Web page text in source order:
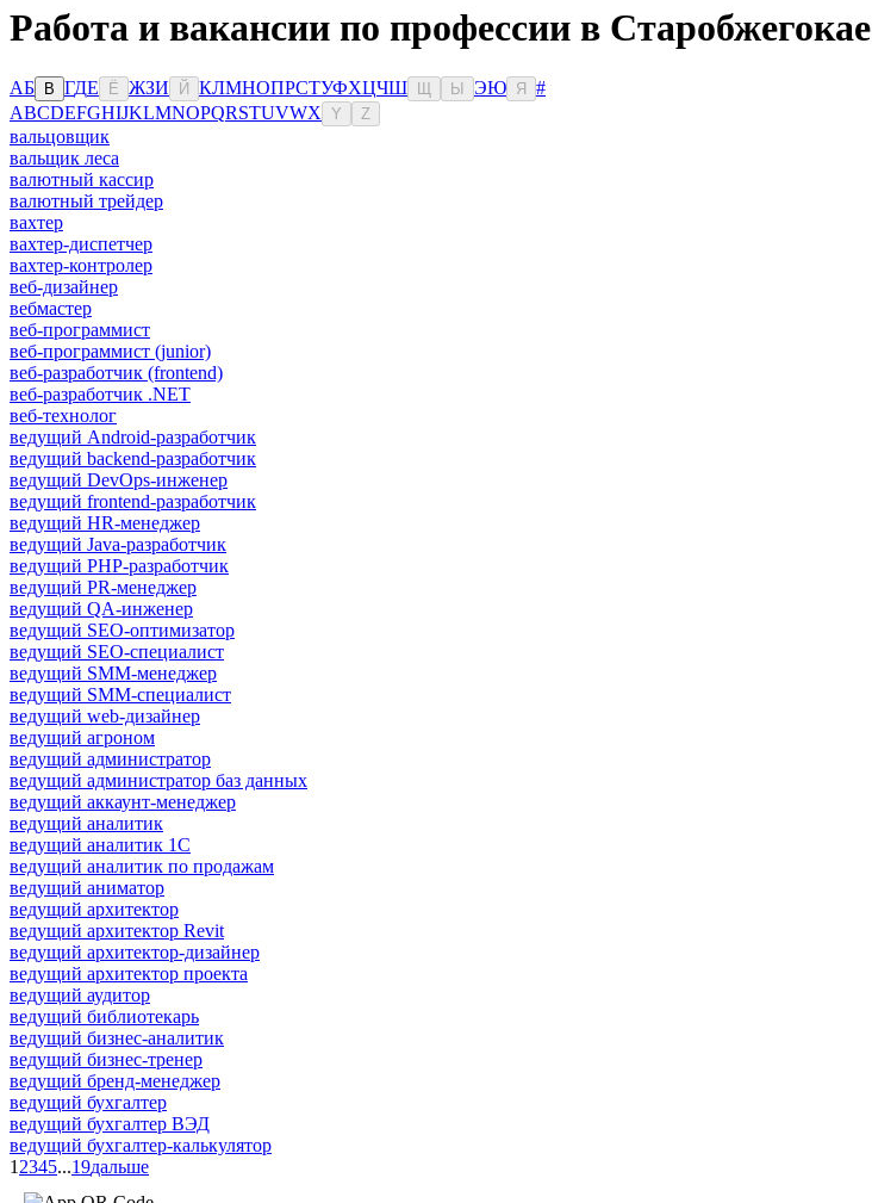
Работа и вакансии по профессии в Старобжегокае
АБ В ГДЕ Ё ЖЗИ Й КЛМНОПРСТУФХЦЧШ Ы ЭЮ Я
#
ABCDEFGHIJKLMNOPQRSTUVWX Y Z
вальцовщик
вальщик леса
валютный кассир
валютный трейдер
вахтер
вахтер-диспетчер
вахтер-контролер
веб-дизайнер
вебмастер
веб-программист
веб-программист (junior)
веб-разработчик (frontend)
веб-разработчик .NET
веб-технолог
ведущий Android-разработчик
ведущий backend-разработчик
ведущий DevOps-инженер
ведущий frontend-разработчик
ведущий HR-менеджер
ведущий Java-разработчик
ведущий PHP-разработчик
ведущий PR-менеджер
ведущий QA-инженер
ведущий SEO-оптимизатор
ведущий SEO-специалист
ведущий SMM-менеджер
ведущий SMM-специалист
ведущий web-дизайнер
ведущий агроном
ведущий администратор
ведущий администратор баз данных
ведущий аккаунт-менеджер
ведущий аналитик
ведущий аналитик 1С
ведущий аналитик по продажам
ведущий аниматор
ведущий архитектор
ведущий архитектор Revit
ведущий архитектор-дизайнер
ведущий архитектор проекта
ведущий аудитор
ведущий библиотекарь
ведущий бизнес-аналитик
ведущий бизнес-тренер
ведущий бренд-менеджер
ведущий бухгалтер
ведущий бухгалтер ВЭД
ведущий бухгалтер-калькулятор
1 2345...19дальше